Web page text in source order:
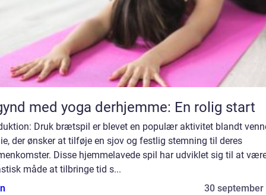
med yoga derhjemme: En rolig start
Druk brætspil er blevet en populær aktivitet blandt
der ønsker at tilføje en sjov og festlig stemning til deres
Disse hjemmelavede spil har udviklet sig til at
måde at tilbringe tid s...
30 september